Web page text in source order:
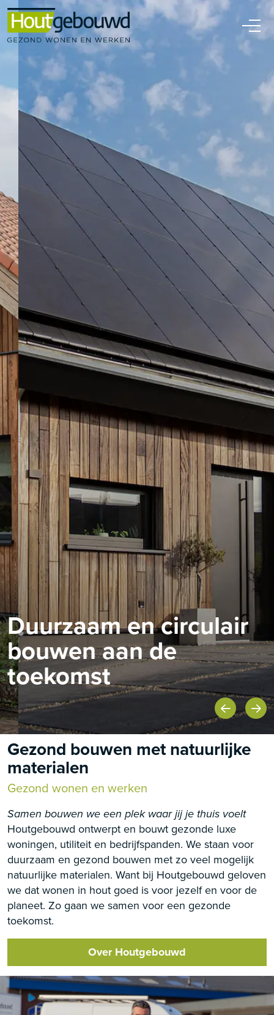
Duurzaam en circulair
bouwen aan de
toekomst
Gezond bouwen met natuurlijke
materialen
Gezond wonen en werken
Samen bouwen we een plek waar jij je thuis voelt
Houtgebouwd ontwerpt en bouwt gezonde luxe
woningen, utiliteit en bedrijfspanden. We staan voor
duurzaam en gezond bouwen met zo veel mogelijk
natuurlijke materialen. Want bij Houtgebouwd geloven
we dat wonen in hout goed is voor jezelf en voor de
planeet. Zo gaan we samen voor een gezonde
toekomst.
Over Houtgebouwd